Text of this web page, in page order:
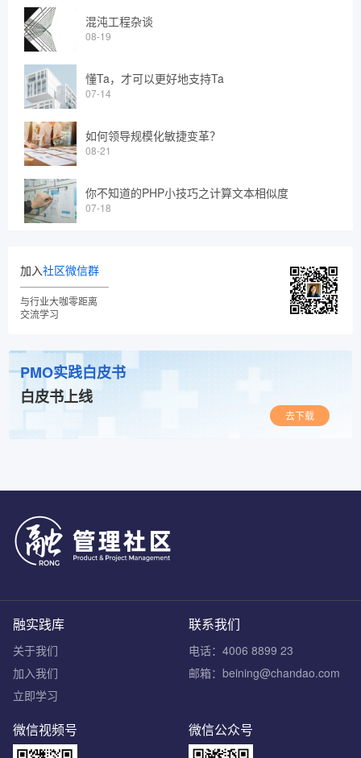
混沌工程杂谈
08-19
懂Ta，才可以更好地支持Ta
07-14
如何领导规模化敏捷变革？
08-21
你不知道的PHP小技巧之计算文本相似度
07-18
加入社区微信群
与行业大咖零距离
交流学习
PMO实践白皮书
白皮书上线
去下载
联系我们
电话：4006 8899 23
邮箱：beining@chandao.com
融实践库
关于我们
加入我们
立即学习
微信公众号
微信视频号